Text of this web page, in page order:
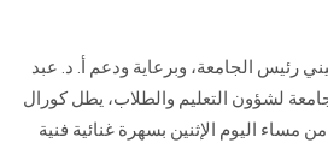
رئيس الجامعة، وبرعاية ودعم أ. د. عبد
لشؤون التعليم والطلاب، يطل كورال
مساء اليوم الإثنين بسهرة غنائية فنية